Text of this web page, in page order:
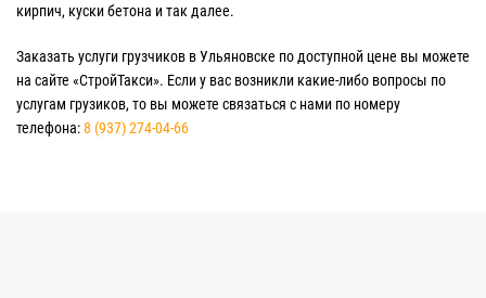
кирпич, куски бетона и так далее.
Заказать услуги грузчиков в Ульяновске по доступной цене вы можете
на сайте «СтройТакси». Если у вас возникли какие-либо вопросы по
услугам грузиков, то вы можете связаться с нами по номеру
телефона:8 (937) 274-04-66